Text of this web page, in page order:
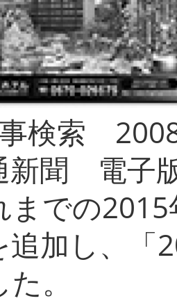
検索
聞 電子
までの
追加し、「
し